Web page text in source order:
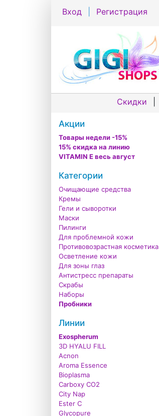
Вход Регистрация
Скидки
Акции
Товары недели -15%
15% скидка на линию
VITAMIN E весь август
Категории
Очищающие средства
Кремы
Гели и сыворотки
Маски
Пилинги
Для проблемной кожи
Противовозрастная косметика
Осветление кожи
Для зоны глаз
Антистресс препараты
Скрабы
Наборы
Пробники
Линии
Exospherum
3D HYALU FILL
Acnon
Aroma Essence
Bioplasma
Carboxy CO2
City Nap
Ester C
Glycopure